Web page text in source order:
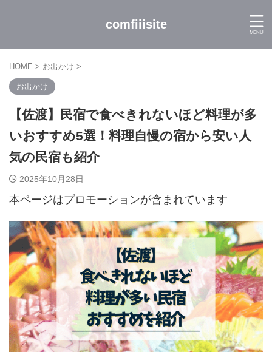
comfiiisite
HOME > お出かけ >
お出かけ
【佐渡】民宿で食べきれないほど料理が多
いおすすめ5選！料理自慢の宿から安い人
気の民宿も紹介
2025年10月28日
本ページはプロモーションが含まれています